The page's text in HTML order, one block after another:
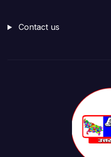
Contact us